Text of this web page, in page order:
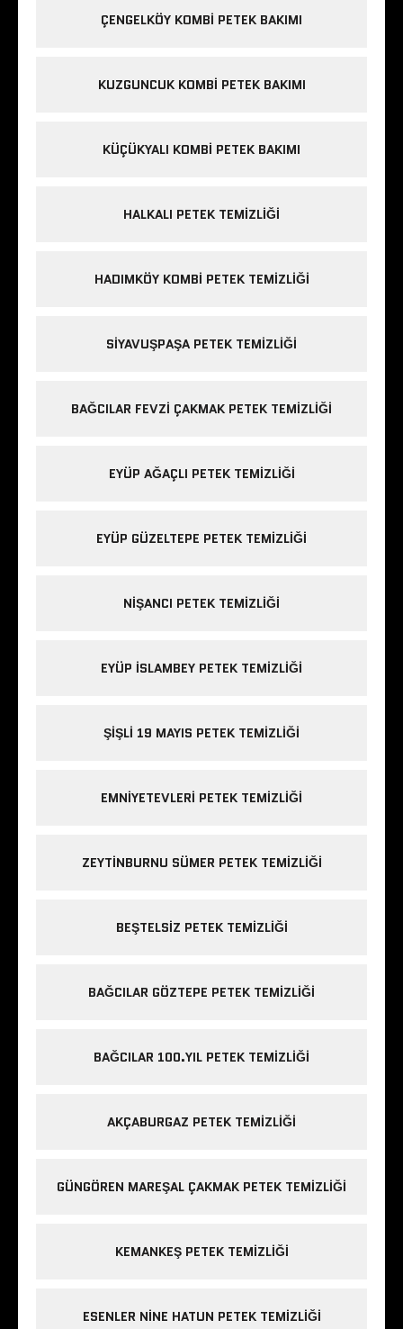
ÇENGELKÖY KOMBI PETEK BAKIMI
KUZGUNCUK KOMBI PETEK BAKIMI
KÜÇÜKYALI KOMBI PETEK BAKIMI
HALKALI PETEK TEMIZLIĞI
HADIMKÖY KOMBI PETEK TEMIZLIĞI
SIYAVUŞPAŞA PETEK TEMIZLIĞI
BAĞCILAR FEVZI ÇAKMAK PETEK TEMIZLIĞI
EYÜP AĞAÇLI PETEK TEMIZLIĞI
EYÜP GÜZELTEPE PETEK TEMIZLIĞI
NIŞANCI PETEK TEMIZLIĞI
EYÜP ISLAMBEY PETEK TEMIZLIĞI
ŞIŞLI 19 MAYIS PETEK TEMIZLIĞI
EMNIYETEVLERI PETEK TEMIZLIĞI
ZEYTINBURNU SÜMER PETEK TEMIZLIĞI
BEŞTELSIZ PETEK TEMIZLIĞI
BAĞCILAR GÖZTEPE PETEK TEMIZLIĞI
BAĞCILAR 100.YIL PETEK TEMIZLIĞI
AKÇABURGAZ PETEK TEMIZLIĞI
GÜNGÖREN MAREŞAL ÇAKMAK PETEK TEMIZLIĞI
KEMANKEŞ PETEK TEMIZLIĞI
ESENLER NINE HATUN PETEK TEMIZLIĞI